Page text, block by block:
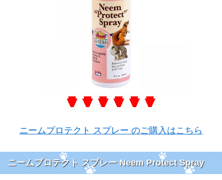
ニームプロテクト スプレー のご購入はこちら
ニームプロテクト スプレー Neem Protect Spray